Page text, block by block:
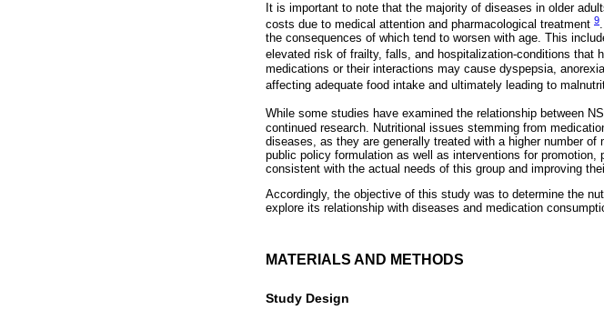
It is important to note that the majority of diseases in older
costs due to medical attention and pharmacological treatment 9
the consequences of which tend to worsen with age. This
elevated risk of frailty, falls, and hospitalization-conditions that
medications or their interactions may cause dyspepsia,
affecting adequate food intake and ultimately leading to
While some studies have examined the relationship between
continued research. Nutritional issues stemming from
diseases, as they are generally treated with a higher number
public policy formulation as well as interventions for
consistent with the actual needs of this group and improving
Accordingly, the objective of this study was to determine the
explore its relationship with diseases and medication
MATERIALS AND METHODS
Study Design